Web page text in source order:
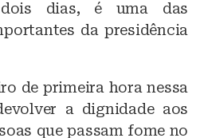
dias, é uma das
da presidência
de primeira hora nessa
a dignidade aos
que passam fome no